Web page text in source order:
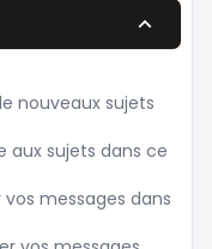
nouveaux sujets
aux sujets dans ce
messages dans